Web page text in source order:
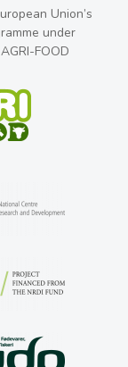
Union’s
under
FOOD